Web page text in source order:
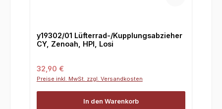
y19302/01 Lüfterrad-/Kupplungsabzieher
CY, Zenoah, HPI, Losi
Regulärer Preis:
32,90 €
Preise inkl. MwSt. zzgl. Versandkosten
In den Warenkorb